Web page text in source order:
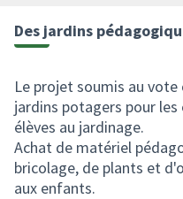
Des jardins
Le projet soumis au
jardins potagers pour
élèves au jardinage.
Achat de matériel
bricolage, de plants et
aux enfants.